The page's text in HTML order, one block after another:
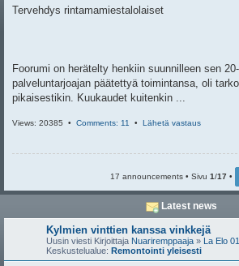
t
Tervehdys rintamamiestalolaiset
Foorumi on herätelty henkiin suunnilleen sen
palveluntarjoajan päätettyä toimintansa, oli
pikaisestikin. Kuukaudet kuitenkin ...
Views: 20385 • Comments: 11 • Lähetä vastaus
17 announcements • Sivu 1/17 •
Latest news
Kylmien vinttien kanssa vinkkejä
Uusin viesti Kirjoittaja Nuariremppaaja » La Elo
Keskustelualue: Remontointi yleisesti